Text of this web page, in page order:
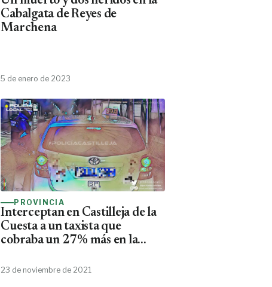
Cabalgata de Reyes de
Marchena
5 de enero de 2023
PROVINCIA
Interceptan en Castilleja de la
Cuesta a un taxista que
cobraba un 27% más en la
23 de noviembre de 2021